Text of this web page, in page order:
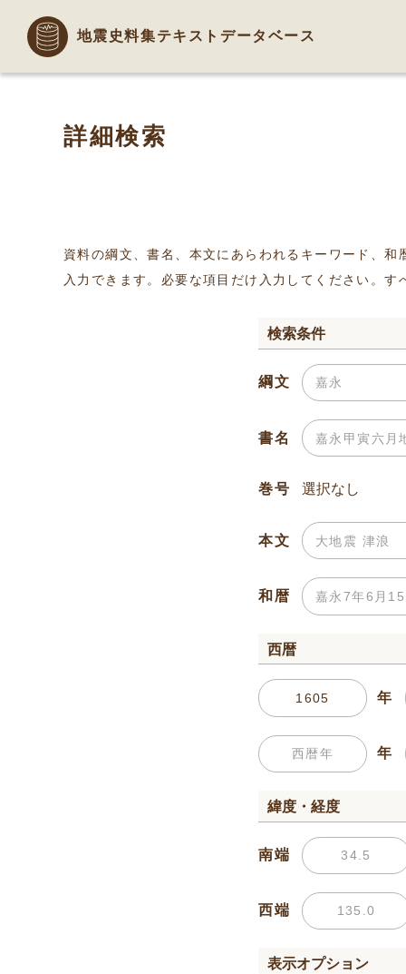
地震史料集テキストデータベース
詳細検索
資料の綱文、書名、本文にあらわれるキーワード、
入力できます。必要な項目だけ入力してください。
検索条件
綱文
書名
巻号
本文
和暦
西暦
年
年
緯度・経度
南端
西端
表示オプション